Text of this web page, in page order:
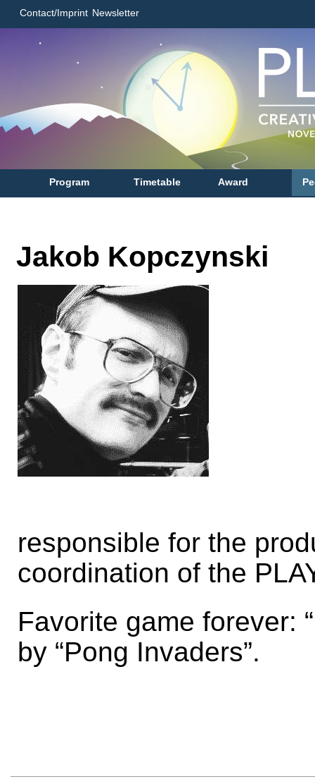
Contact/Imprint Newsletter
Program Timetable Award
Jakob Kopczynski
responsible for the
coordination of the
Favorite game forever:
by “Pong Invaders”.